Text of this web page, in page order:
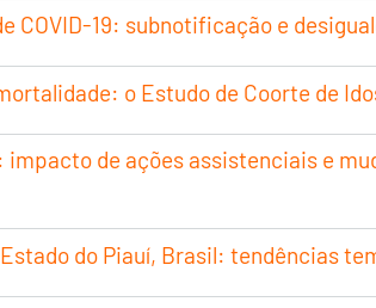
COVID-19: subnotificação e
o Estudo de Coorte de
impacto de ações assistenciais e
do Piauí, Brasil: tendências